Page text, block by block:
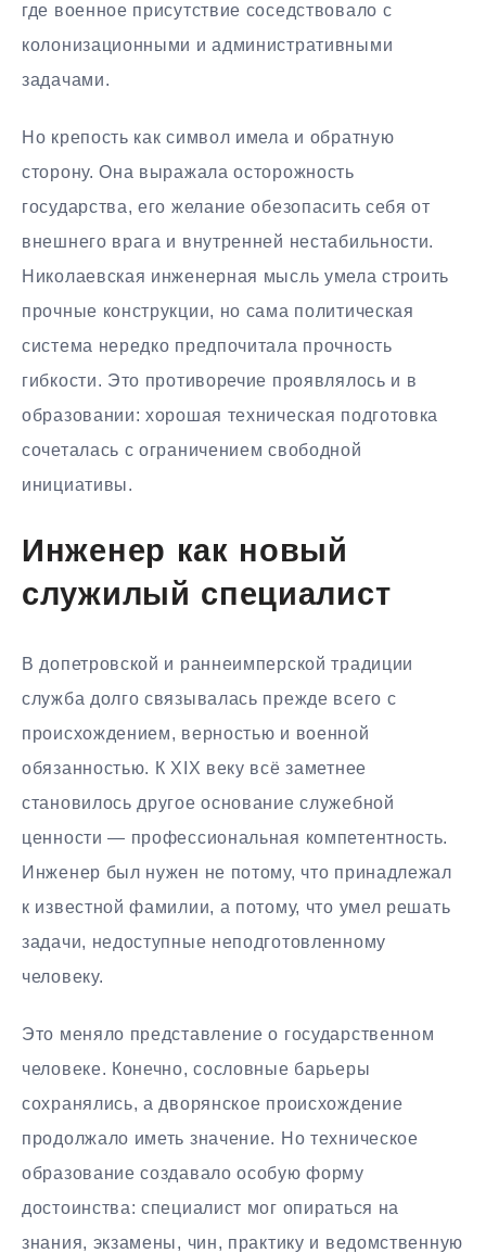
где военное присутствие соседствовало с
колонизационными и административными
задачами.
Но крепость как символ имела и обратную
сторону. Она выражала осторожность
государства, его желание обезопасить себя от
внешнего врага и внутренней нестабильности.
Николаевская инженерная мысль умела строить
прочные конструкции, но сама политическая
система нередко предпочитала прочность
гибкости. Это противоречие проявлялось и в
образовании: хорошая техническая подготовка
сочеталась с ограничением свободной
инициативы.
Инженер как новый
служилый специалист
В допетровской и раннеимперской традиции
служба долго связывалась прежде всего с
происхождением, верностью и военной
обязанностью. К XIX веку всё заметнее
становилось другое основание служебной
ценности — профессиональная компетентность.
Инженер был нужен не потому, что принадлежал
к известной фамилии, а потому, что умел решать
задачи, недоступные неподготовленному
человеку.
Это меняло представление о государственном
человеке. Конечно, сословные барьеры
сохранялись, а дворянское происхождение
продолжало иметь значение. Но техническое
образование создавало особую форму
достоинства: специалист мог опираться на
знания, экзамены, чин, практику и ведомственную